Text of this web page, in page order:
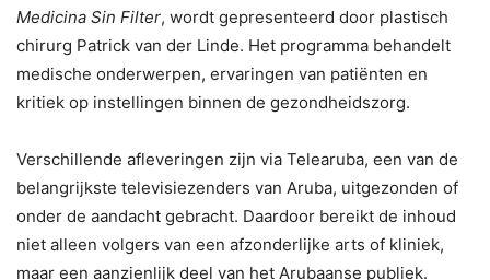
Medicina Sin Filter, wordt gepresenteerd door plastisch
chirurg Patrick van der Linde. Het programma behandelt
medische onderwerpen, ervaringen van patiënten en
kritiek op instellingen binnen de gezondheidszorg.
Verschillende afleveringen zijn via Telearuba, een van de
belangrijkste televisiezenders van Aruba, uitgezonden of
onder de aandacht gebracht. Daardoor bereikt de inhoud
niet alleen volgers van een afzonderlijke arts of kliniek,
maar een aanzienlijk deel van het Arubaanse publiek.